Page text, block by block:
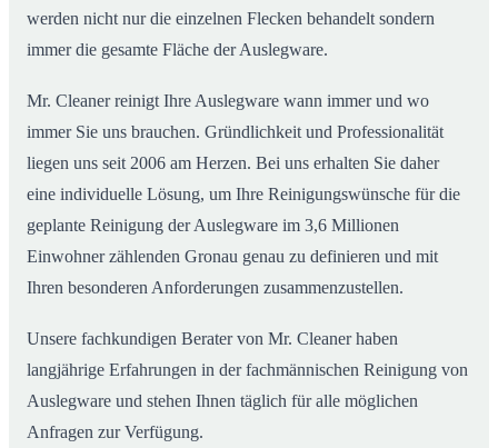
werden nicht nur die einzelnen Flecken behandelt sondern
immer die gesamte Fläche der Auslegware.
Mr. Cleaner reinigt Ihre Auslegware wann immer und wo
immer Sie uns brauchen. Gründlichkeit und Professionalität
liegen uns seit 2006 am Herzen. Bei uns erhalten Sie daher
eine individuelle Lösung, um Ihre Reinigungswünsche für die
geplante Reinigung der Auslegware im 3,6 Millionen
Einwohner zählenden Gronau genau zu definieren und mit
Ihren besonderen Anforderungen zusammenzustellen.
Unsere fachkundigen Berater von Mr. Cleaner haben
langjährige Erfahrungen in der fachmännischen Reinigung von
Auslegware und stehen Ihnen täglich für alle möglichen
Anfragen zur Verfügung.